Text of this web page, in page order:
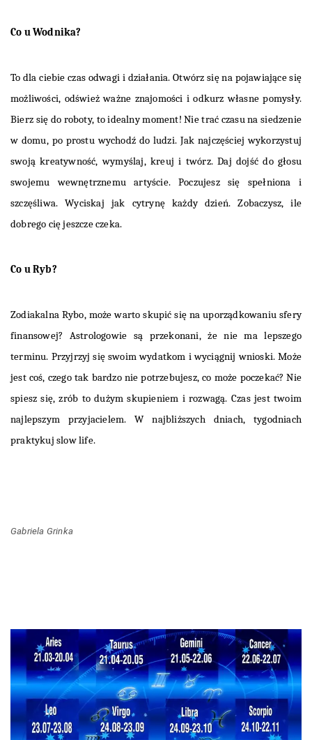
Co u Wodnika?
To dla ciebie czas odwagi i działania. Otwórz się na pojawiające się
możliwości, odśwież ważne znajomości i odkurz własne pomysły.
Bierz się do roboty, to idealny moment! Nie trać czasu na siedzenie
w domu, po prostu wychodź do ludzi. Jak najczęściej wykorzystuj
swoją kreatywność, wymyślaj, kreuj i twórz. Daj dojść do głosu
swojemu wewnętrznemu artyście. Poczujesz się spełniona i
szczęśliwa. Wyciskaj jak cytrynę każdy dzień. Zobaczysz, ile
dobrego cię jeszcze czeka.
Co u Ryb?
Zodiakalna Rybo, może warto skupić się na uporządkowaniu sfery
finansowej? Astrologowie są przekonani, że nie ma lepszego
terminu. Przyjrzyj się swoim wydatkom i wyciągnij wnioski. Może
jest coś, czego tak bardzo nie potrzebujesz, co może poczekać? Nie
spiesz się, zrób to dużym skupieniem i rozwagą. Czas jest twoim
najlepszym przyjacielem. W najbliższych dniach, tygodniach
praktykuj slow life.
Gabriela Grinka